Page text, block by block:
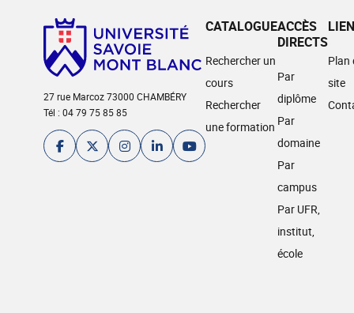
27 rue Marcoz 73000 CHAMBÉRY
Tél : 04 79 75 85 85
CATALOGUE
Rechercher un
cours
Rechercher
une formation
ACCÈS
DIRECTS
Par
diplôme
Par
domaine
Par
campus
Par UFR,
institut,
école
Plan
site